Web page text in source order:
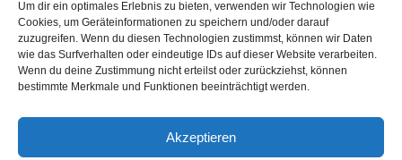
Um dir ein optimales Erlebnis zu bieten, verwenden wir Technologien wie
Cookies, um Geräteinformationen zu speichern und/oder darauf
zuzugreifen. Wenn du diesen Technologien zustimmst, können wir Daten
wie das Surfverhalten oder eindeutige IDs auf dieser Website verarbeiten.
Wenn du deine Zustimmung nicht erteilst oder zurückziehst, können
bestimmte Merkmale und Funktionen beeinträchtigt werden.
Akzeptieren
Vorsorge Sterbefall
Sterbeort (voraussichtlich)